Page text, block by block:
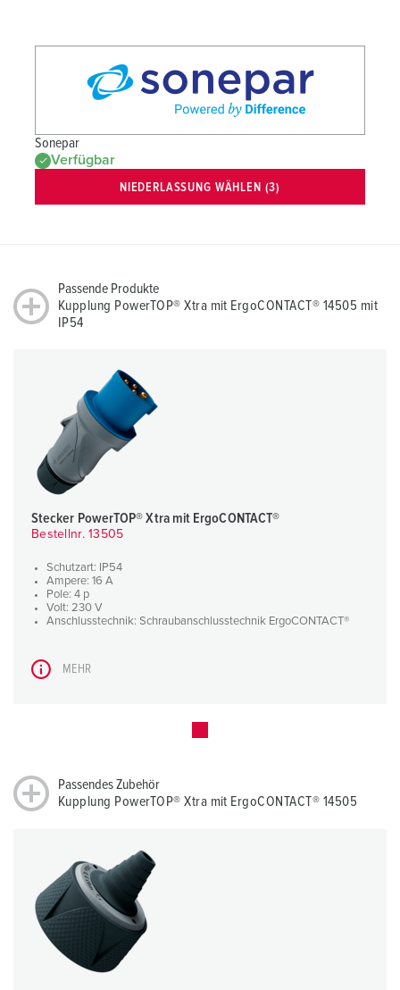
Sonepar
Verfügbar
NIEDERLASSUNG WÄHLEN (3)
Passende Produkte
Kupplung PowerTOP® Xtra mit ErgoCONTACT® 14505 mit
IP54
Stecker PowerTOP® Xtra mit ErgoCONTACT®
Bestellnr. 13505
Schutzart: IP54
Ampere: 16 A
Pole: 4 p
Volt: 230 V
Anschlusstechnik: Schraubanschlusstechnik ErgoCONTACT®
MEHR
Passendes Zubehör
Kupplung PowerTOP® Xtra mit ErgoCONTACT® 14505